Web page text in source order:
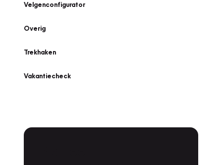
Velgenconfigurator
Overig
Trekhaken
Vakantiecheck